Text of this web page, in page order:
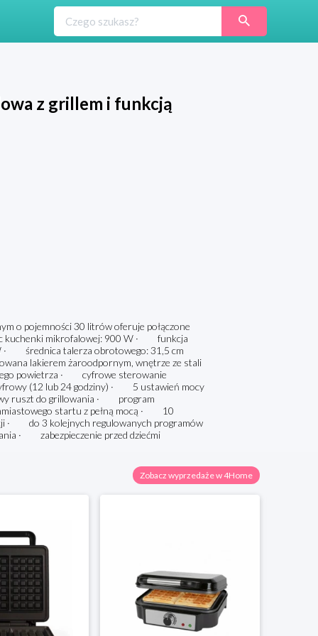
z grillem i funkcją
o pojemności 30 litrów oferuje połączone
kuchenki mikrofalowej: 900 W · funkcja
· średnica talerza obrotowego: 31,5 cm
lakierem żaroodpornym, wnętrze ze stali
powietrza · cyfrowe sterowanie
(12 lub 24 godziny) · 5 ustawień mocy
ruszt do grillowania · program
startu z pełną mocą · 10
· do 3 kolejnych regulowanych programów
· zabezpieczenie przed dziećmi
Zobacz wyprzedaże w 4Home